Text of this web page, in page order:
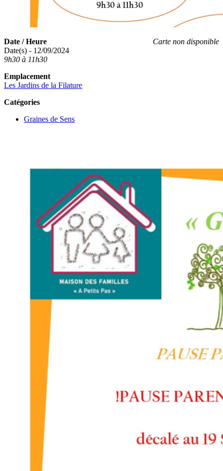
Carte non disponible
Date / Heure
Date(s) - 12/09/2024
9h30 à 11h30
Emplacement
Les Jardins de la Filature
Catégories
Graines de Sens